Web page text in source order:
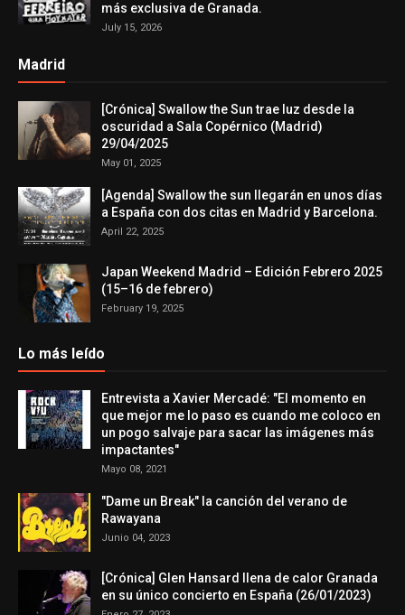
más exclusiva de Granada.
July 15, 2026
Madrid
[Crónica] Swallow the Sun trae luz desde la
oscuridad a Sala Copérnico (Madrid)
29/04/2025
May 01, 2025
[Agenda] Swallow the sun llegarán en unos días
a España con dos citas en Madrid y Barcelona.
April 22, 2025
Japan Weekend Madrid – Edición Febrero 2025
(15–16 de febrero)
February 19, 2025
Lo más leído
Entrevista a Xavier Mercadé: "El momento en
que mejor me lo paso es cuando me coloco en
un pogo salvaje para sacar las imágenes más
impactantes"
Mayo 08, 2021
"Dame un Break" la canción del verano de
Rawayana
Junio 04, 2023
[Crónica] Glen Hansard llena de calor Granada
en su único concierto en España (26/01/2023)